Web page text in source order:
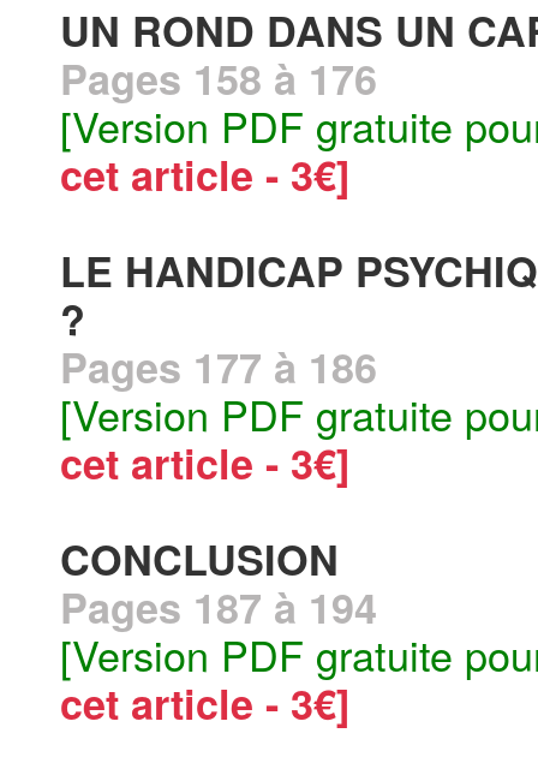
UN ROND DANS UN
Pages 158 à 176
[Version PDF gratuite
cet article - 3€]
LE HANDICAP
?
Pages 177 à 186
[Version PDF gratuite
cet article - 3€]
CONCLUSION
Pages 187 à 194
[Version PDF gratuite
cet article - 3€]